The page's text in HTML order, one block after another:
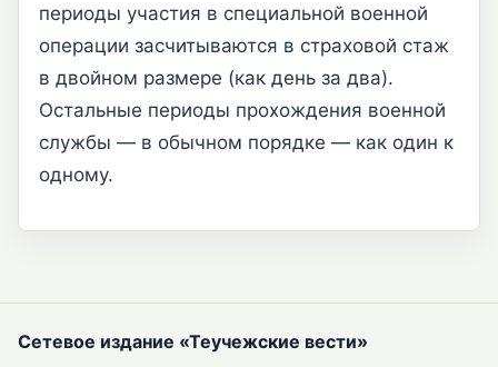
периоды участия в специальной военной
операции засчитываются в страховой стаж
в двойном размере (как день за два).
Остальные периоды прохождения военной
службы — в обычном порядке — как один к
одному.
Сетевое издание «Теучежские вести»